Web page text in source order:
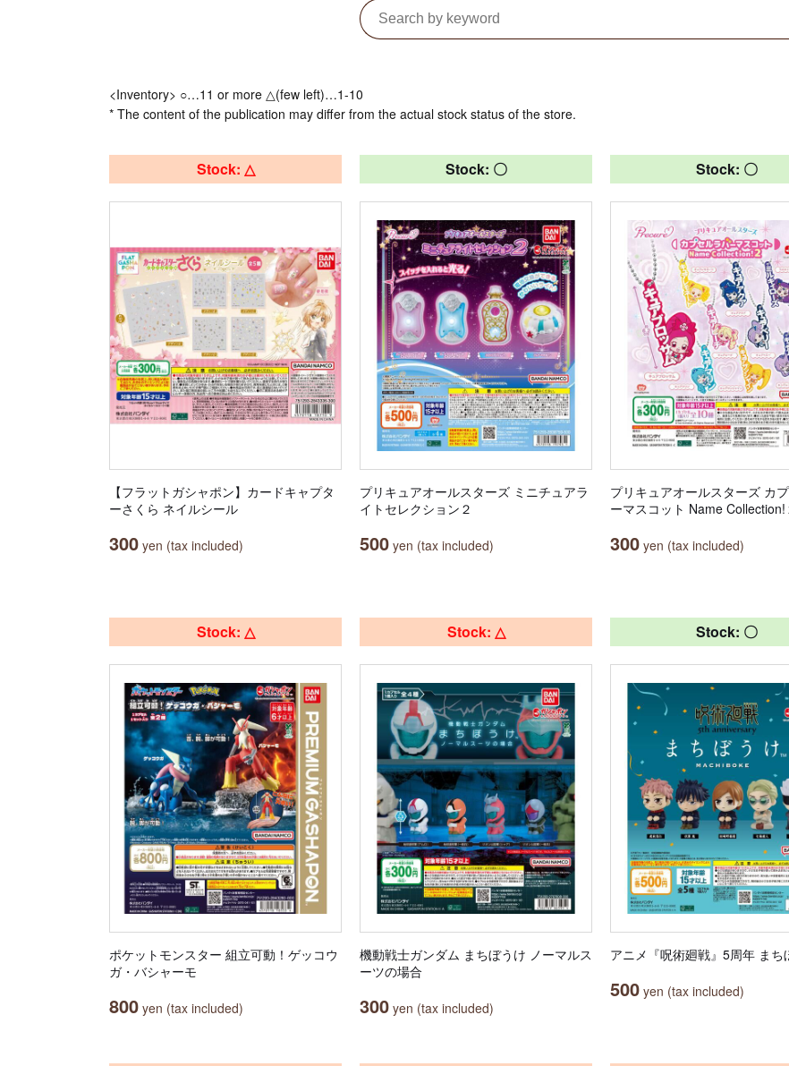
<Inventory> ○…11 or more △(few left)…1-10
* The content of the publication may differ from the actual stock status of the store.
Stock: △
【フラットガシャポン】カードキャプタ
ーさくら ネイルシール
300 yen (tax included)
Stock: 〇
プリキュアオールスターズ ミニチュアラ
イトセレクション２
500 yen (tax included)
Stock: 〇
プリキュアオールスターズ カ
ーマスコット Name Collection!
300 yen (tax included)
Stock: △
ポケットモンスター 組立可動！ゲッコウ
ガ・バシャーモ
800 yen (tax included)
Stock: △
機動戦士ガンダム まちぼうけ ノーマルス
ーツの場合
300 yen (tax included)
Stock: 〇
アニメ『呪術廻戦』5周年 まち
500 yen (tax included)